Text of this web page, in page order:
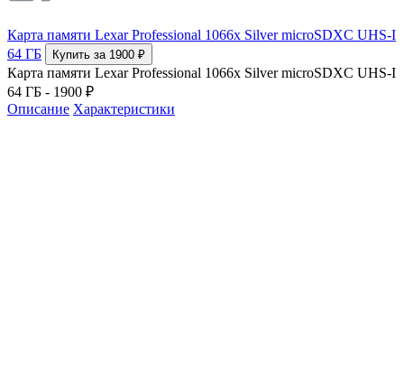
Карта памяти Lexar Professional 1066x Silver microSDXC UHS-I
64 ГБ
Купить за 1900 ₽
Карта памяти Lexar Professional 1066x Silver microSDXC UHS-I
64 ГБ - 1900 ₽
Описание Характеристики